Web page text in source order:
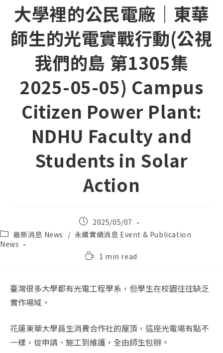
大學裡的公民電廠｜東華
師生的光電實戰行動(公視
我們的島 第1305集
2025-05-05) Campus
Citizen Power Plant:
NDHU Faculty and
Students in Solar
Action
Post
published:
2025/05/07
Post
category:
最新消息 News / 永續實績消息 Event & Publication
News
Reading1 min read
臺灣很多大學都有光電工程學系，但學生在校園往往缺乏
實作場域。
花蓮東華大學員生消費合作社的屋頂，這座光電場有點不
一樣，從申請、施工到維護，全由師生包辦。